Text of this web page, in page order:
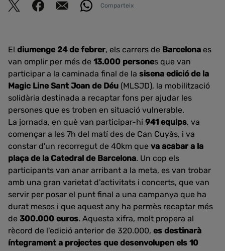
Comparteix
El diumenge 24 de febrer, els carrers de Barcelona es
van omplir per més de 13.000 persones que van
participar a la caminada final de la sisena edició de la
Magic Line Sant Joan de Déu (MLSJD), la mobilització
solidària destinada a recaptar fons per ajudar les
persones que es troben en situació vulnerable.
La jornada, en què van participar-hi 941 equips, va
començar a les 7h del matí des de Can Cuyàs, i va
constar d'un recorregut de 40km que va acabar a la
plaça de la Catedral de Barcelona. Un cop els
participants van anar arribant a la meta, es van trobar
amb una gran varietat d'activitats i concerts, que van
servir per posar el punt final a una campanya que ha
durat mesos i que aquest any ha permès recaptar més
de 300.000 euros. Aquesta xifra, molt propera al
rècord de l'edició anterior de 320.000, es destinarà
íntegrament a projectes que desenvolupen els 10